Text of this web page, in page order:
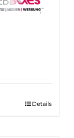
Details